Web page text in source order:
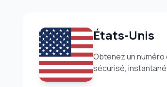
États-Unis
Obtenez un
sécurisé,